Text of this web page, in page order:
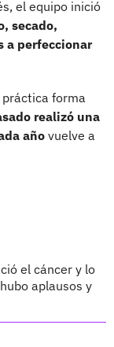
el equipo inició
secado,
a perfeccionar
forma
realizó una
añovuelve a
el cáncer y lo
aplausos y